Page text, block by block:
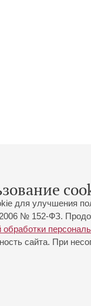
для улучшения
№ 152-ФЗ.
обработки
сайта. При